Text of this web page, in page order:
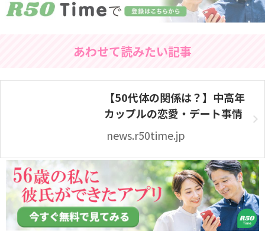
あわせて読みたい記事
【50代体の関係は？】中高年
カップルの恋愛・デート事情
news.r50time.jp